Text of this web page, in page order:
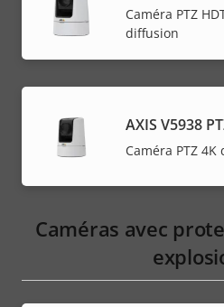
Caméra PTZ
diffusion
AXIS V5938
Caméra PTZ
Caméras avec